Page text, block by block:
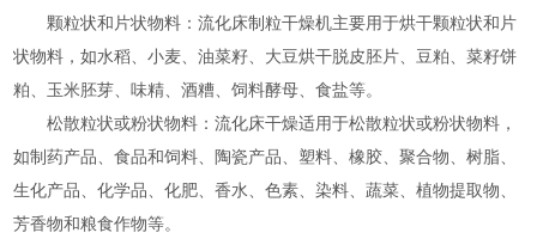
‌颗粒状和片状物料‌：流化床制粒干燥机主要用于烘干颗粒状和片
状物料，如水稻、小麦、油菜籽、大豆烘干脱皮胚片、豆粕、菜籽饼
粕、玉米胚芽、味精、酒糟、饲料酵母、食盐等‌。
‌松散粒状或粉状物料‌：流化床干燥适用于松散粒状或粉状物料，
如制药产品、食品和饲料、陶瓷产品、塑料、橡胶、聚合物、树脂、
生化产品、化学品、化肥、香水、色素、染料、蔬菜、植物提取物、
芳香物和粮食作物等‌。